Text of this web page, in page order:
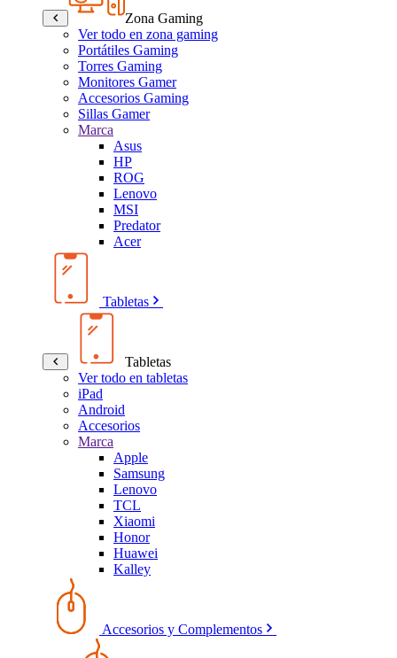
Zona Gaming
Ver todo en zona gaming
Portátiles Gaming
Torres Gaming
Monitores Gamer
Accesorios Gaming
Sillas Gamer
Marca
Asus
HP
ROG
Lenovo
MSI
Predator
Acer
Tabletas
Tabletas
Ver todo en tabletas
iPad
Android
Accesorios
Marca
Apple
Samsung
Lenovo
TCL
Xiaomi
Honor
Huawei
Kalley
Accesorios y Complementos